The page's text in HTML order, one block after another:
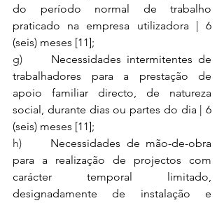
do período normal de trabalho
praticado na empresa utilizadora | 6
(seis) meses [11];
g) Necessidades intermitentes de
trabalhadores para a prestação de
apoio familiar directo, de natureza
social, durante dias ou partes do dia | 6
(seis) meses [11];
h) Necessidades de mão-de-obra
para a realização de projectos com
carácter temporal limitado,
designadamente de instalação e